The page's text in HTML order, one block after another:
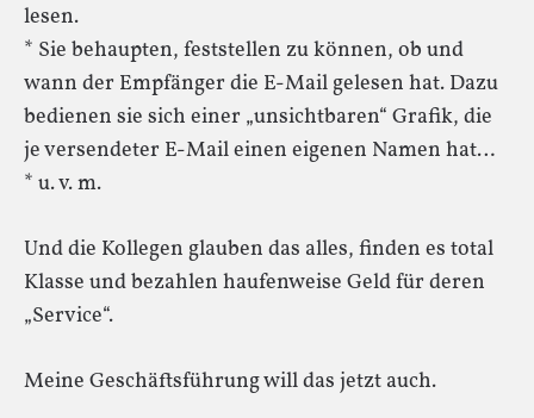
lesen.
* Sie behaupten, feststellen zu können, ob und
wann der Empfänger die E-Mail gelesen hat. Dazu
bedienen sie sich einer „unsichtbaren“ Grafik, die
je versendeter E-Mail einen eigenen Namen hat…
* u. v. m.
Und die Kollegen glauben das alles, finden es total
Klasse und bezahlen haufenweise Geld für deren
„Service“.
Meine Geschäftsführung will das jetzt auch.